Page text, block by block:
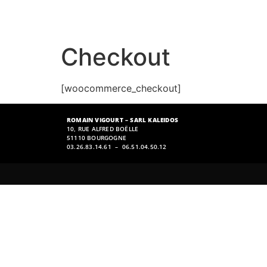
Checkout
[woocommerce_checkout]
ROMAIN VIGOURT – SARL KALEIDOS
10, RUE ALFRED BOËLLE
51110 BOURGOGNE
03.26.83.14.61 – 06.51.04.50.12